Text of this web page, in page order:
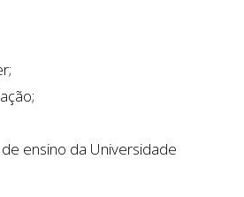
ensino da Universidade